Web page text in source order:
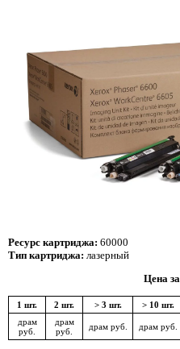
Ресурс картриджа: 60000
Тип картриджа: лазерный
Цена
1 шт. 2 шт. > 3 шт. > 10 шт.
драм
руб.
драм
руб.
драм руб. драм руб.